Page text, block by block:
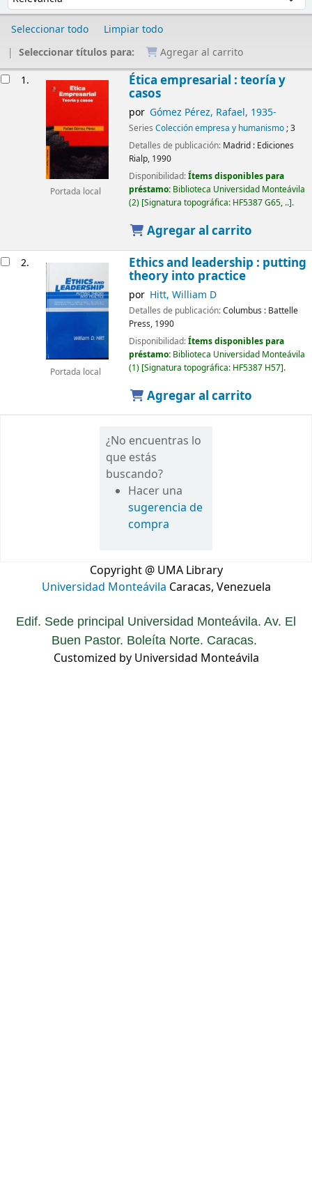
Seleccionar todo
Limpiar todo
Seleccionar títulos para:
Agregar al carrito
1.
Portada local
Ética empresarial : teoría y
casos
por Gómez Pérez, Rafael, 1935-
Series Colección empresa y humanismo; 3
Detalles de publicación: Madrid : Ediciones
Rialp, 1990
Disponibilidad:Ítems disponibles para
préstamo: Biblioteca Universidad Monteávila
(2) Signatura topográfica: HF5387 G65, .. .
Agregar al carrito
2.
Portada local
Ethics and leadership : putting
theory into practice
por Hitt, William D
Detalles de publicación:Columbus : Battelle
Press, 1990
Disponibilidad:Ítems disponibles para
préstamo: Biblioteca Universidad Monteávila
(1) Signatura topográfica: HF5387 H57 .
Agregar al carrito
¿No encuentras lo
que estás
buscando?
Hacer una
sugerencia de
compra
Copyright @ UMA Library
Universidad Monteávila Caracas, Venezuela
Edif. Sede principal Universidad Monteávila. Av. El
Buen Pastor. Boleíta Norte. Caracas.
Customized by Universidad Monteávila